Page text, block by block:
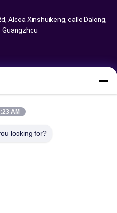
Aldea Xinshuikeng, calle Dalong,
AM
looking for?